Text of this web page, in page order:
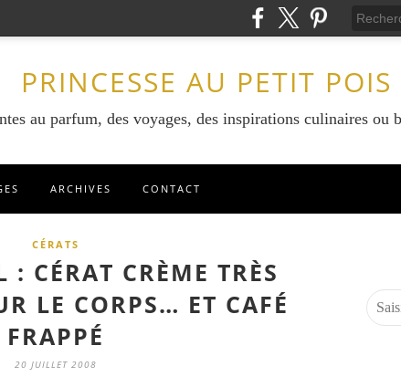
PRINCESSE AU PETIT POIS
au parfum, des voyages, des inspirations culinaires ou
ARCHIVES CONTACT
CÉRATS
: CÉRAT CRÈME TRÈS
LE CORPS… ET CAFÉ
FRAPPÉ
20 JUILLET 2008